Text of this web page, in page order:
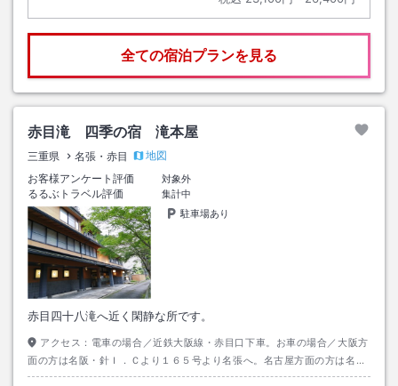
全ての宿泊プランを見る
赤目滝 四季の宿 滝本屋
三重県 名張・赤目
地図
お客様アンケート評価
対象外
るるぶトラベル評価
集計中
駐車場あり
赤目四十八滝へ近く閑静な所です。
アクセス： 電車の場合／近鉄大阪線・赤目口下車。お車の場合／大阪方
面の方は名阪・針Ｉ．Ｃより１６５号より名張へ。名古屋方面の方は名
阪・上野Ｉ．Ｃより３６８号より１６５号より名張へ